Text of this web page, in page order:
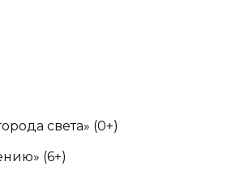
света» (0+)
(6+)